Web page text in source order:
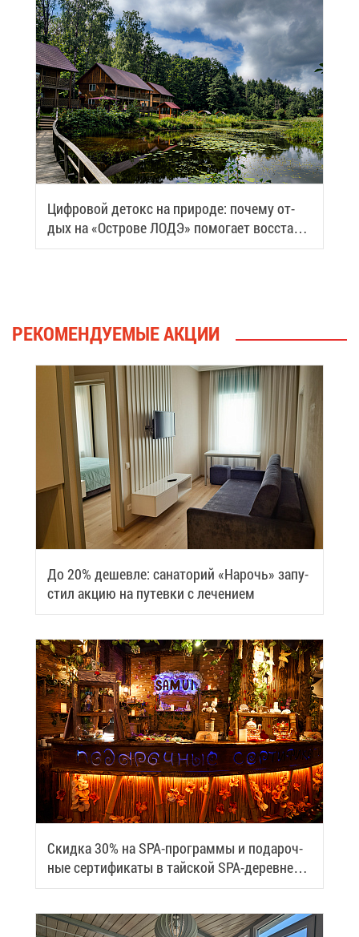
Циф­ро­вой де­токс на при­ро­де: по­че­му от­
дых на «Ост­ро­ве ЛОДЭ» по­мо­га­ет вос­ста­но­
вить си­лы
РЕ­КО­МЕН­ДУ­Е­МЫЕ АК­ЦИИ
До 20% де­шев­ле: са­на­то­рий «На­рочь» за­пу­
стил ак­цию на пу­тев­ки с ле­че­ни­ем
Скид­ка 30% на SPA-про­грам­мы и по­да­роч­
ные сер­ти­фи­ка­ты в тай­ской SPA-де­ревне
Samui